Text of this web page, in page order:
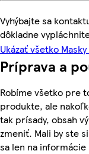
Vyhýbajte sa
dôkladne
Ukázať všetko
Príprava a
Robíme všetko pre
produkte, ale
tak prísady, obsah
zmeniť. Mali by ste
sa len na